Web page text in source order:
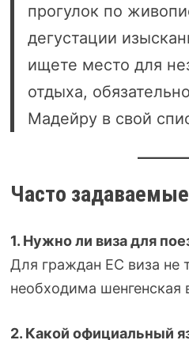
прогулок по
дегустации
ищете место для
отдыха,
Мадейру в свой
Часто
1. Нужно ли виза для
Для граждан ЕС виза не
необходима шенгенская
2. Какой официальный